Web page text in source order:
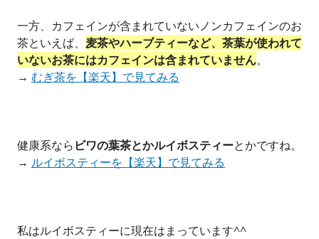
一方、カフェインが含まれていないノンカフェインのお
茶といえば、 麦茶やハーブティーなど、茶葉が使われて
いないお茶にはカフェインは含まれていません。
→ むぎ茶を【楽天】で見てみる
健康系なら ビワの葉茶とかルイボスティーとかですね。
→ ルイボスティーを【楽天】で見てみる
私はルイボスティーに現在はまっています^^